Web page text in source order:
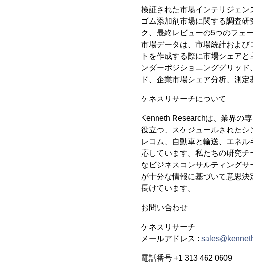
検証された市場インテリジェン
ゴム添加剤市場に関する調査
ク、最終レビューの5つのフェ
市場データは、市場統計およ
トを作成する際に市場シェア
ンダーポジショニンググリッ
ド、企業市場シェア分析、測
ケネスリサーチについて
Kenneth Researchは、業界の
役立つ、スケジュールされた
レコム、自動車と輸送、エネ
応しています。私たちの研究
なビジネスコンサルティング
が十分な情報に基づいて意思
長けています。
お問い合わせ
ケネスリサーチ
メールアドレス :
電話番号 +1 313 462 0609